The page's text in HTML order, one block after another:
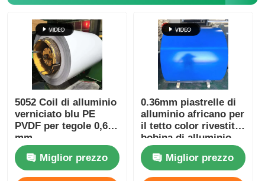
5052 Coil di alluminio
verniciato blu PE
PVDF per tegole 0,6
mm
Miglior prezzo
0.36mm piastrelle di
alluminio africano per
il tetto color rivestito
bobina di alluminio
resistente alla
corrosioneMiglior prezzo